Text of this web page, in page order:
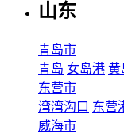
山东
青岛市
青岛 女岛港 黄
东营市
湾湾沟口 东营
威海市